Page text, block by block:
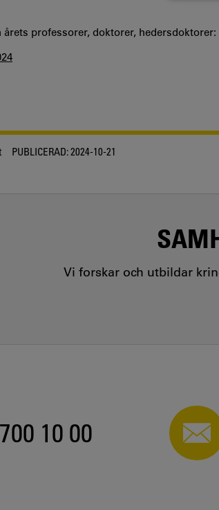
årets professorer, doktorer, hedersdoktorer:
PUBLICERAD:2024-10-21
Vi forskar och utbildar
10 00